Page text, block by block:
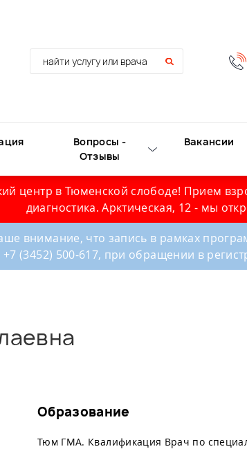
Вопросы -
Отзывы
Вакансии
центр в Тюменской слободе! Прием
диагностика. Арктическая, 12 - мы
внимание, что запись в рамках
(3452) 500-617, при обращении в
Образование
Тюм ГМА. Квалификация Врач по